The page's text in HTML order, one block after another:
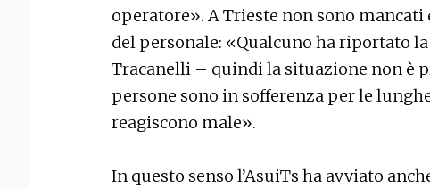
operatore». A Trieste non sono
del personale: «Qualcuno ha riportato
Tracanelli – quindi la situazione non è
persone sono in sofferenza per le
reagiscono male».
In questo senso l’AsuiTs ha avviato